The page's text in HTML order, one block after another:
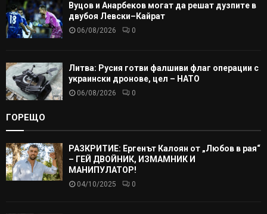
Вуцов и Анарбеков могат да решат дузпите в
двубоя Левски–Кайрат
06/08/2026 0
Литва: Русия готви фалшиви флаг операции с
украински дронове, цел – НАТО
06/08/2026 0
ГОРЕЩО
РАЗКРИТИЕ: Ергенът Калоян от „Любов в рая“
– ГЕЙ ДВОЙНИК, ИЗМАМНИК И
МАНИПУЛАТОР!
04/10/2025 0